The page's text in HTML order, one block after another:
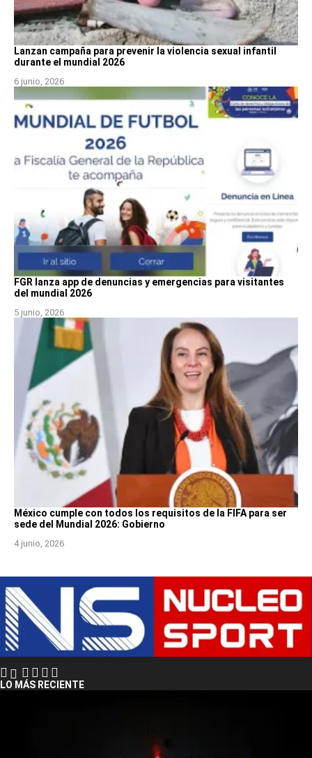
Lanzan campaña para prevenir la violencia sexual infantil
durante el mundial 2026
6 junio, 2026
FGR lanza app de denuncias y emergencias para visitantes
del mundial 2026
5 junio, 2026
México cumple con todos los requisitos de la FIFA para ser
sede del Mundial 2026: Gobierno
4 junio, 2026
LO MÁS RECIENTE